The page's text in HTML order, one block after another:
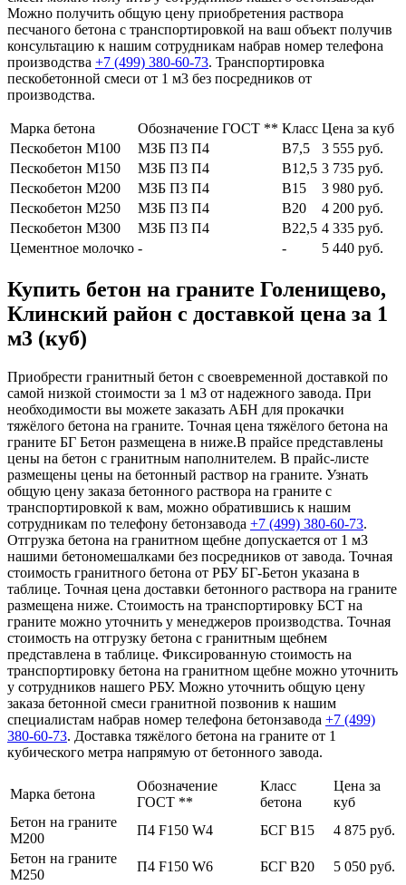
Можно получить общую цену приобретения раствора
песчаного бетона с транспортировкой на ваш объект получив
консультацию к нашим сотрудникам набрав номер телефона
производства +7 (499) 380-60-73. Транспортировка
пескобетонной смеси от 1 м3 без посредников от
производства.
Марка бетона Обозначение ГОСТ ** Класс Цена за куб
Пескобетон М100
МЗБ П3 П4 В7,5
3 555 руб.
Пескобетон М150
МЗБ П3 П4 В12,5 3 735 руб.
Пескобетон М200
МЗБ П3 П4 В15
3 980 руб.
Пескобетон М250
МЗБ П3 П4 В20
4 200 руб.
Пескобетон М300
МЗБ П3 П4 В22,5 4 335 руб.
Цементное молочко - - 5 440 руб.
Купить бетон на граните Голенищево,
Клинский район с доставкой цена за 1
м3 (куб)
Приобрести гранитный бетон с своевременной доставкой по
самой низкой стоимости за 1 м3 от надежного завода. При
необходимости вы можете заказать АБН для прокачки
тяжёлого бетона на граните. Точная цена тяжёлого бетона на
граните БГ Бетон размещена в ниже.В прайсе представлены
цены на бетон с гранитным наполнителем. В прайс-листе
размещены цены на бетонный раствор на граните. Узнать
общую цену заказа бетонного раствора на граните с
транспортировкой к вам, можно обратившись к нашим
сотрудникам по телефону бетонзавода +7 (499) 380-60-73.
Отгрузка бетона на гранитном щебне допускается от 1 м3
нашими бетономешалками без посредников от завода. Точная
стоимость гранитного бетона от РБУ БГ-Бетон указана в
таблице. Точная цена доставки бетонного раствора на граните
размещена ниже. Стоимость на транспортировку БСТ на
граните можно уточнить у менеджеров производства. Точная
стоимость на отгрузку бетона с гранитным щебнем
представлена в таблице. Фиксированную стоимость на
транспортировку бетона на гранитном щебне можно уточнить
у сотрудников нашего РБУ. Можно уточнить общую цену
заказа бетонной смеси гранитной позвонив к нашим
специалистам набрав номер телефона бетонзавода +7 (499)
380-60-73. Доставка тяжёлого бетона на граните от 1
кубического метра напрямую от бетонного завода.
Марка бетона
Обозначение
ГОСТ **
Класс
бетона
Цена за
куб
Бетон на граните
М200
П4 F150 W4 БСГ В15
4 875 руб.
Бетон на граните
М250
П4 F150 W6 БСГ В20
5 050 руб.